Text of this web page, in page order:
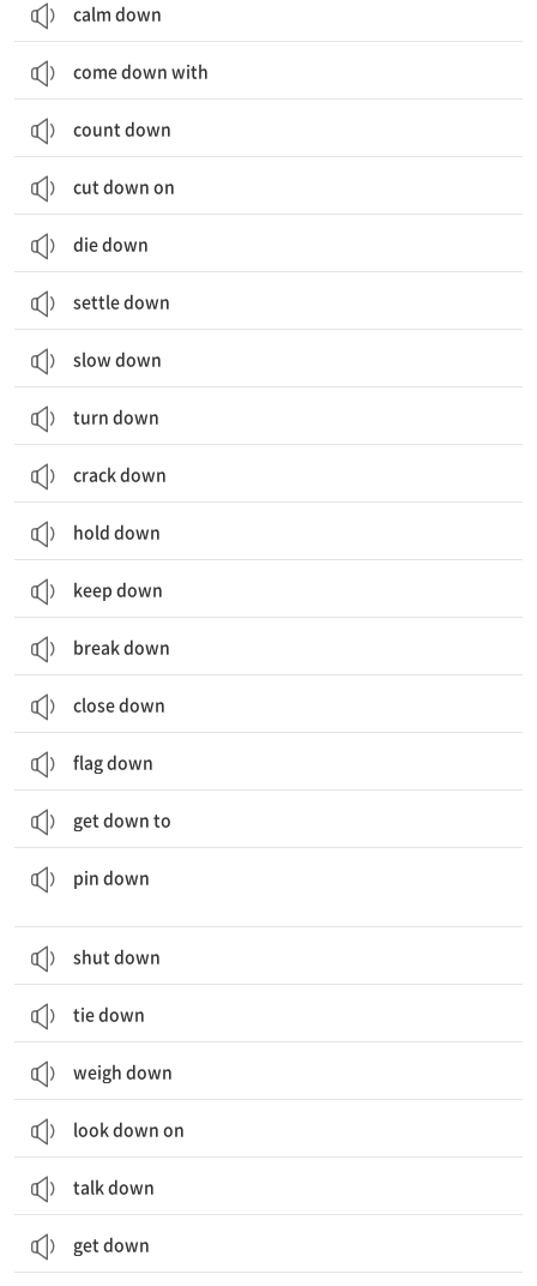
calm down
come down with
count down
cut down on
die down
settle down
slow down
turn down
crack down
hold down
keep down
break down
close down
flag down
get down to
pin down
shut down
tie down
weigh down
look down on
talk down
get down